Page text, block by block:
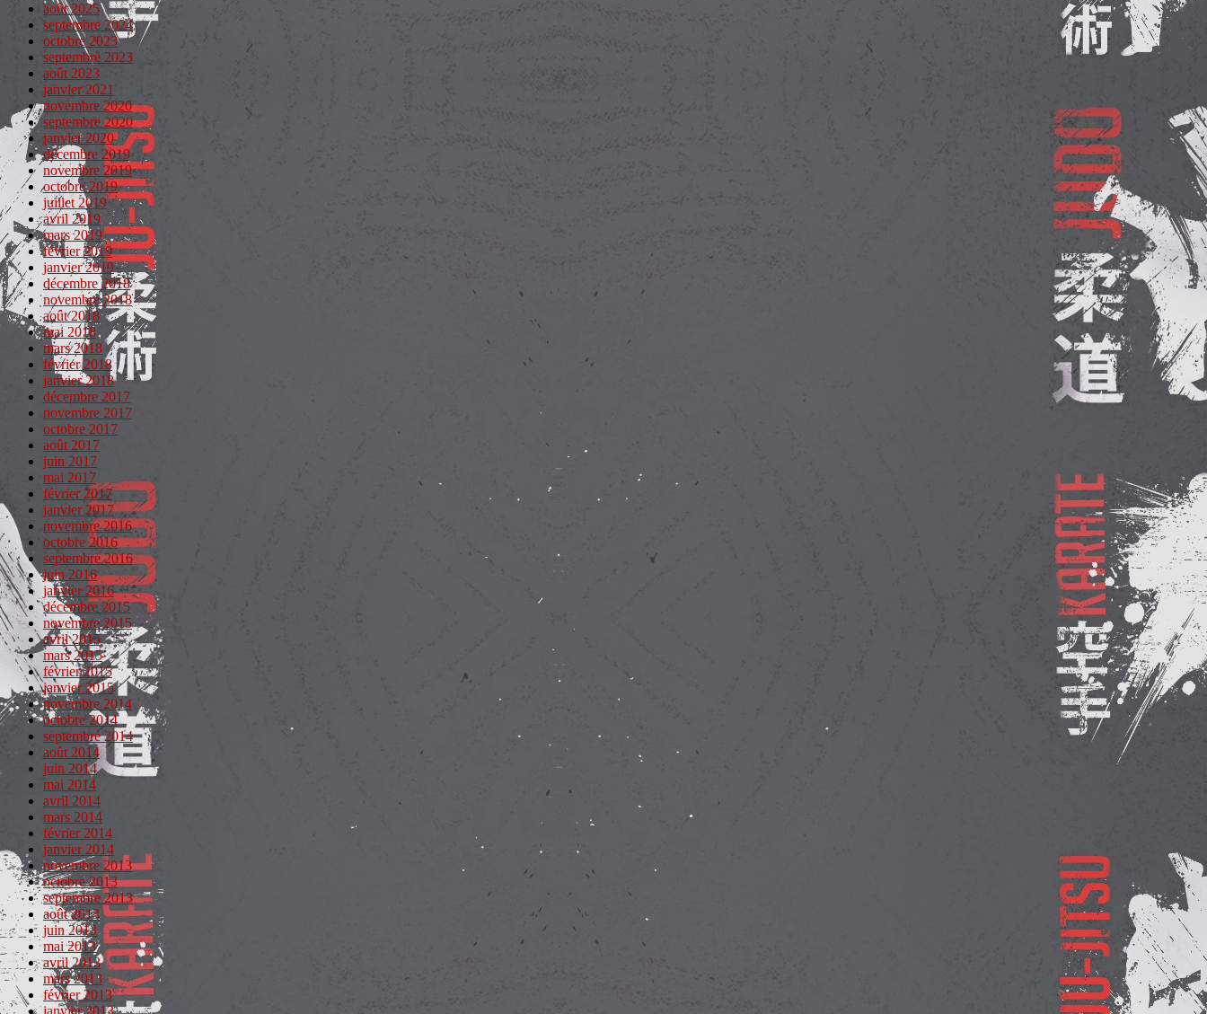
août 2025
septembre 2024
octobre 2023
septembre 2023
août 2023
janvier 2021
novembre 2020
septembre 2020
janvier 2020
décembre 2019
novembre 2019
octobre 2019
juillet 2019
avril 2019
mars 2019
février 2019
janvier 2019
décembre 2018
novembre 2018
août 2018
mai 2018
mars 2018
février 2018
janvier 2018
décembre 2017
novembre 2017
octobre 2017
août 2017
juin 2017
mai 2017
février 2017
janvier 2017
novembre 2016
octobre 2016
septembre 2016
juin 2016
janvier 2016
décembre 2015
novembre 2015
avril 2015
mars 2015
février 2015
janvier 2015
novembre 2014
octobre 2014
septembre 2014
août 2014
juin 2014
mai 2014
avril 2014
mars 2014
février 2014
janvier 2014
novembre 2013
octobre 2013
septembre 2013
août 2013
juin 2013
mai 2013
avril 2013
mars 2013
février 2013